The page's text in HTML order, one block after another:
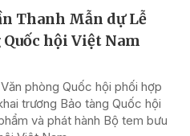
Thanh Mẫn dự Lễ
hội Việt Nam
phòng Quốc hội phối hợp
trương Bảo tàng Quốc hội
và phát hành Bộ tem bưu